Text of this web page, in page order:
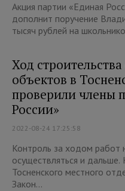
Акция партии «Единая
дополнит поручение
тысяч рублей на
Ход
объектов в
проверили члены
России»
2022-08-24 17:25:58
Контроль за ходом работ
осуществляться и дальше.
Тосненского местного
Закон...